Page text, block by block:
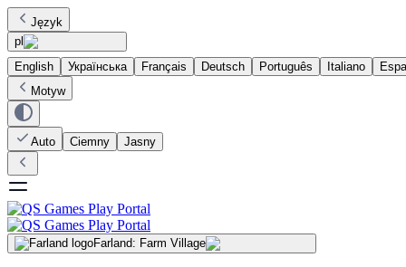
Język
pl
English
Українська Français Deutsch Português Italiano
Motyw
Auto Ciemny Jasny
Farland: Farm Village